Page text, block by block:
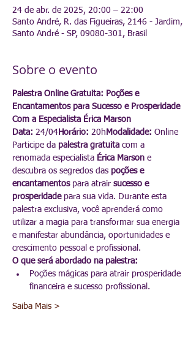
24 de abr. de 2025, 20:00 – 22:00
Santo André, R. das Figueiras, 2146 - Jardim,
Santo André - SP, 09080-301, Brasil
Sobre o evento
Palestra Online Gratuita: Poções e
Encantamentos para Sucesso e Prosperidade
Com a Especialista Érica Marson
Data: 24/04 Horário: 20h Modalidade: Online
Participe da palestra gratuita com a
renomada especialista Érica Marson e
descubra os segredos das poções e
encantamentos para atrair sucesso e
prosperidade para sua vida. Durante esta
palestra exclusiva, você aprenderá como
utilizar a magia para transformar sua energia
e manifestar abundância, oportunidades e
crescimento pessoal e profissional.
O que será abordado na palestra:
Poções mágicas para atrair prosperidade
financeira e sucesso profissional.
Saiba Mais >